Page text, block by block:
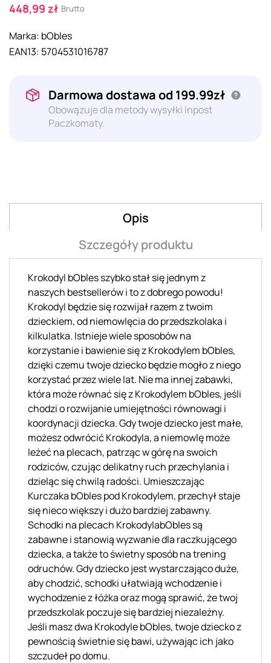
448,99 zł Brutto
Marka: bObles
EAN13: 5704531016787
Darmowa dostawa od 199.99zł
Obowązuje dla metody wysyłki Inpost
Paczkomaty.
Opis
Szczegóły produktu
Krokodyl bObles szybko stał się jednym z
naszych bestsellerów i to z dobrego powodu!
Krokodyl będzie się rozwijał razem z twoim
dzieckiem, od niemowlęcia do przedszkolaka i
kilkulatka. Istnieje wiele sposobów na
korzystanie i bawienie się z Krokodylem bObles,
dzięki czemu twoje dziecko będzie mogło z niego
korzystać przez wiele lat. Nie ma innej zabawki,
która może równać się z Krokodylem bObles, jeśli
chodzi o rozwijanie umiejętności równowagi i
koordynacji dziecka. Gdy twoje dziecko jest małe,
możesz odwrócić Krokodyla, a niemowlę może
leżeć na plecach, patrząc w górę na swoich
rodziców, czując delikatny ruch przechylania i
dzieląc się chwilą radości. Umieszczając
Kurczaka bObles pod Krokodylem, przechył staje
się nieco większy i dużo bardziej zabawny.
Schodki na plecach KrokodylabObles są
zabawne i stanowią wyzwanie dla raczkującego
dziecka, a także to świetny sposób na trening
odruchów. Gdy dziecko jest wystarczająco duże,
aby chodzić, schodki ułatwiają wchodzenie i
wychodzenie z łóżka oraz mogą sprawić, że twoj
przedszkolak poczuje się bardziej niezależny.
Jeśli masz dwa Krokodyle bObles, twoje dziecko z
pewnością świetnie się bawi, używając ich jako
szczudeł po domu.